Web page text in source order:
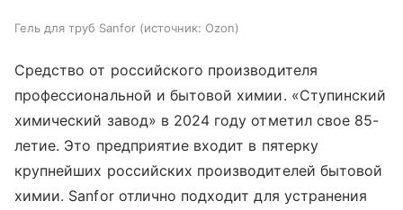
Гель для труб Sanfor источник: Ozon
Средство от российского производителя
профессиональной и бытовой химии. «Ступинский
химический завод» в 2024 году отметил свое 85-
летие. Это предприятие входит в пятерку
крупнейших российских производителей бытовой
химии. Sanfor отлично подходит для устранения